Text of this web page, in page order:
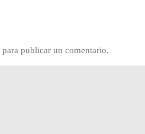
para publicar un comentario.